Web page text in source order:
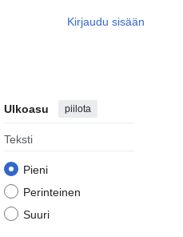
Kirjaudu sisään
Ulkoasu piilota
Teksti
Pieni
Perinteinen
Suuri